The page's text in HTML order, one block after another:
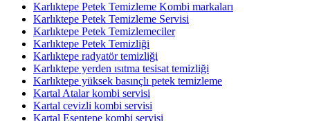
Karlıktepe Petek Temizleme Kombi markaları
Karlıktepe Petek Temizleme Servisi
Karlıktepe Petek Temizlemeciler
Karlıktepe Petek Temizliği
Karlıktepe radyatör temizliği
Karlıktepe yerden ısıtma tesisat temizliği
Karlıktepe yüksek basınçlı petek temizleme
Kartal Atalar kombi servisi
Kartal cevizli kombi servisi
Kartal Esentepe kombi servisi